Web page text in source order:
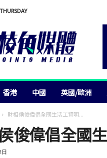
香港 中國 英國/歐洲
財相侯俊偉倡全國生活工資明...
俊偉倡全國